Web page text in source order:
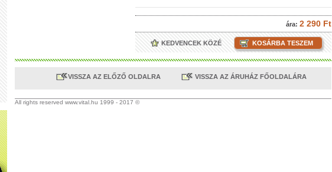
ára: 2 290 Ft
KEDVENCEK KÖZÉ KOSÁRBA TESZEM
VISSZA AZ ELŐZŐ OLDALRA VISSZA AZ ÁRUHÁZ FŐOLDALÁRA
All rights reserved www.vital.hu 1999 - 2017 ©